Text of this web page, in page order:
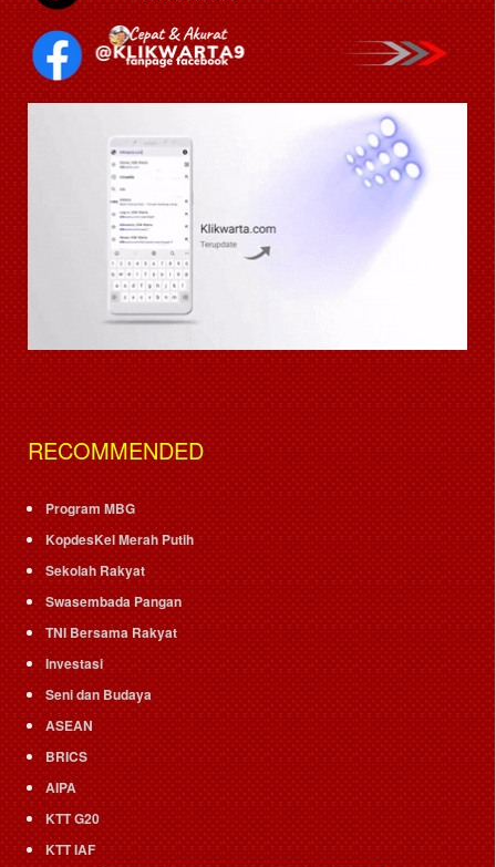
RECOMMENDED
Program MBG
KopdesKel Merah Putih
Sekolah Rakyat
Swasembada Pangan
TNI Bersama Rakyat
Investasi
Seni dan Budaya
ASEAN
BRICS
AIPA
KTT G20
KTT IAF